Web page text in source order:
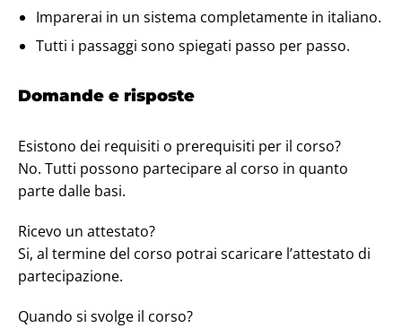
Imparerai in un sistema completamente in italiano.
Tutti i passaggi sono spiegati passo per passo.
Domande e risposte
Esistono dei requisiti o prerequisiti per il corso?
No. Tutti possono partecipare al corso in quanto
parte dalle basi.
Ricevo un attestato?
Si, al termine del corso potrai scaricare l’attestato di
partecipazione.
Quando si svolge il corso?